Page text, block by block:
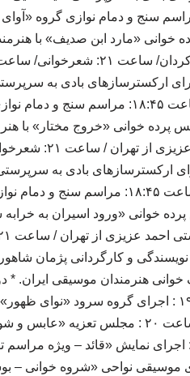
سرود «ثامن» /ساعت ۱۹:۲۰: مجلس پرده خوانی
«حبیب ابن مظاهر» با هنرمندی حسین طاهری /
شهریار/ ساعت ۲۱: شعرخوانی/ ساعت ۲۱:۱۵: اجرای نمایش